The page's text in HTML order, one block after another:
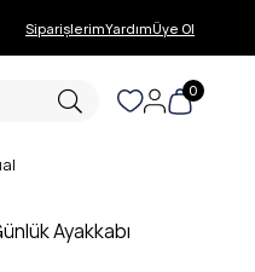
SiparişlerimYardımÜye Ol
0
Ayakkabı